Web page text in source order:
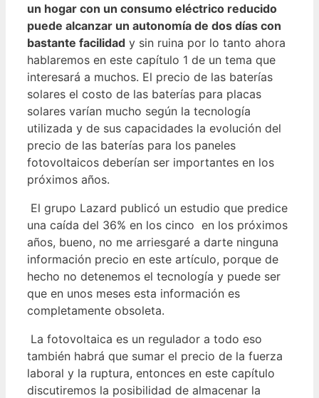
un hogar con un consumo eléctrico reducido
puede alcanzar un autonomía de dos días con
bastante facilidad y sin ruina por lo tanto ahora
hablaremos en este capítulo 1 de un tema que
interesará a muchos. El precio de las baterías
solares el costo de las baterías para placas
solares varían mucho según la tecnología
utilizada y de sus capacidades la evolución del
precio de las baterías para los paneles
fotovoltaicos deberían ser importantes en los
próximos años.
El grupo Lazard publicó un estudio que predice
una caída del 36% en los cinco en los próximos
años, bueno, no me arriesgaré a darte ninguna
información precio en este artículo, porque de
hecho no detenemos el tecnología y puede ser
que en unos meses esta información es
completamente obsoleta.
La fotovoltaica es un regulador a todo eso
también habrá que sumar el precio de la fuerza
laboral y la ruptura, entonces en este capítulo
discutiremos la posibilidad de almacenar la